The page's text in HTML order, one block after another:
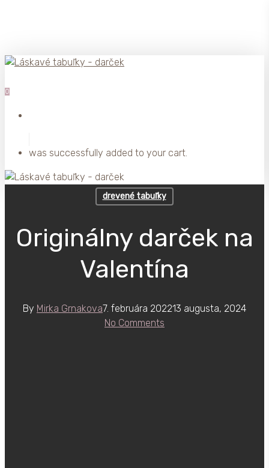
content
0
was successfully added to your cart.
drevené tabuľky
Originálny darček na
Valentína
By Mirka Grnakova7. februára 202213 augusta, 2024
No Comments